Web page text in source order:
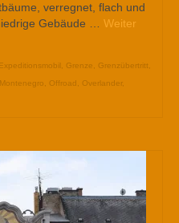
verregnet, flach und
Gebäude … Weiter
Expeditionsmobil Grenze Grenzübertritt
Montenegro Offroad Overlander,